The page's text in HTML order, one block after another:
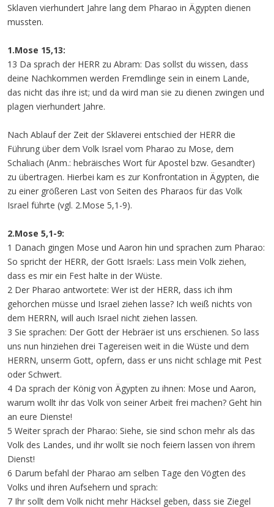
Sklaven vierhundert Jahre lang dem Pharao in Ägypten dienen
mussten.
1.Mose 15,13:
13 Da sprach der HERR zu Abram: Das sollst du wissen, dass
deine Nachkommen werden Fremdlinge sein in einem Lande,
das nicht das ihre ist; und da wird man sie zu dienen zwingen und
plagen vierhundert Jahre.
Nach Ablauf der Zeit der Sklaverei entschied der HERR die
Führung über dem Volk Israel vom Pharao zu Mose, dem
Schaliach (Anm.: hebräisches Wort für Apostel bzw. Gesandter)
zu übertragen. Hierbei kam es zur Konfrontation in Ägypten, die
zu einer größeren Last von Seiten des Pharaos für das Volk
Israel führte (vgl. 2.Mose 5,1-9).
2.Mose 5,1-9:
1 Danach gingen Mose und Aaron hin und sprachen zum Pharao:
So spricht der HERR, der Gott Israels: Lass mein Volk ziehen,
dass es mir ein Fest halte in der Wüste.
2 Der Pharao antwortete: Wer ist der HERR, dass ich ihm
gehorchen müsse und Israel ziehen lasse? Ich weiß nichts von
dem HERRN, will auch Israel nicht ziehen lassen.
3 Sie sprachen: Der Gott der Hebräer ist uns erschienen. So lass
uns nun hinziehen drei Tagereisen weit in die Wüste und dem
HERRN, unserm Gott, opfern, dass er uns nicht schlage mit Pest
oder Schwert.
4 Da sprach der König von Ägypten zu ihnen: Mose und Aaron,
warum wollt ihr das Volk von seiner Arbeit frei machen? Geht hin
an eure Dienste!
5 Weiter sprach der Pharao: Siehe, sie sind schon mehr als das
Volk des Landes, und ihr wollt sie noch feiern lassen von ihrem
Dienst!
6 Darum befahl der Pharao am selben Tage den Vögten des
Volks und ihren Aufsehern und sprach:
7 Ihr sollt dem Volk nicht mehr Häcksel geben, dass sie Ziegel